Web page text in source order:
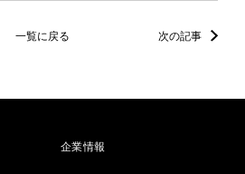
一覧に戻る 次の記事
企業情報